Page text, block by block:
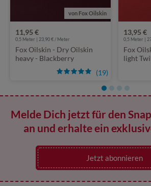
von Fox Oilskin
(19)
11,95 €
0,5 Meter | 23,90 € / Meter
Fox Oilskin - Dry Oilskin
heavy - Blackberry
13,95 €
0,5 Meter |
Fox
light
Melde Dich jetzt für den
an und erhalte ein
Jetzt abonnieren